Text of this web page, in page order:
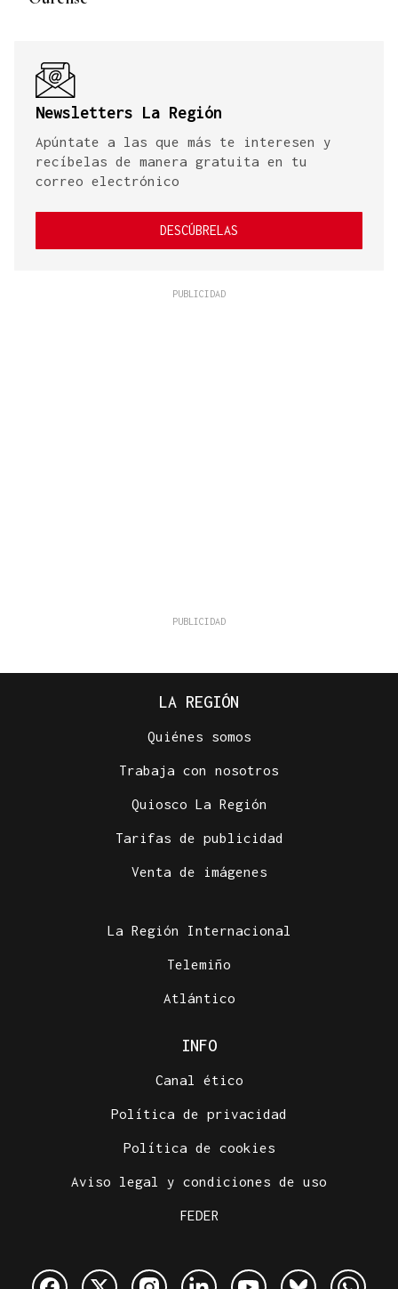
Newsletters La Región
Apúntate a las que más te interesen y
recíbelas de manera gratuita en tu
correo electrónico
DESCÚBRELAS
LA REGIÓN
Quiénes somos
Trabaja con nosotros
Quiosco La Región
Tarifas de publicidad
Venta de imágenes
La Región Internacional
Telemiño
Atlántico
INFO
Canal ético
Política de privacidad
Política de cookies
Aviso legal y condiciones de uso
FEDER